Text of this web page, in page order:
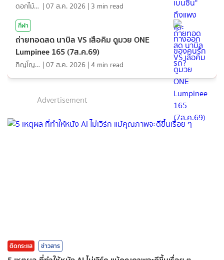
ดอกไม้กับสายน้ำ |07 ส.ค. 2026 | 3 min read
กีฬา
ถ่ายทอดสด นาบิล VS เสือคิม ดูมวย ONE
Lumpinee 165 (7ส.ค.69)
ภิญโญ ส่องแสง |07 ส.ค. 2026 |4 min read
Advertisement
ติดกระแส ข่าวสาร